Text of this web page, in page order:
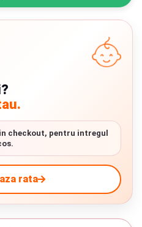
checkout, pentru intregul
rata
si in Uniunea